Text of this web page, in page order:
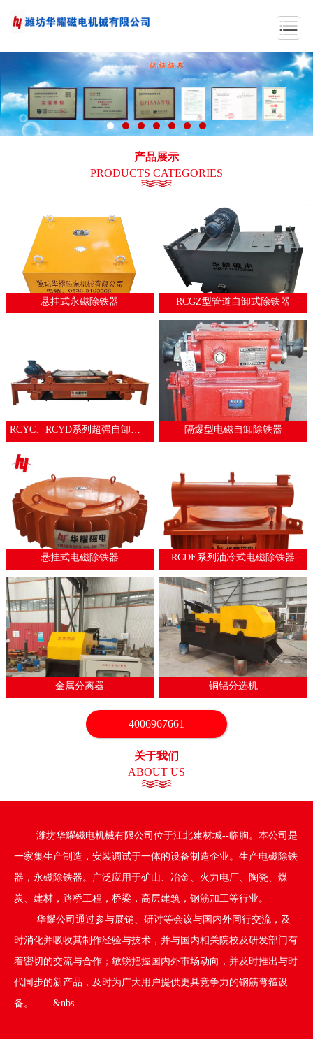
1 2 3 5 6 7
产品展示
PRODUCTS CATEGORIES
悬挂式永磁除铁器 RCGZ型管道自卸式除铁器
RCYC、RCYD系列超强自卸式永磁除铁器 隔爆型电磁自卸除铁器
悬挂式电磁除铁器 RCDE系列油冷式电磁除铁器
金属分离器 铜铝分选机
4006967661
关于我们
ABOUT US
潍坊华耀磁电机械有限公司位于江北建材城--临朐。本公司是
一家集生产制造，安装调试于一体的设备制造企业。生产电磁除铁
器，永磁除铁器。广泛应用于矿山、冶金、火力电厂、陶瓷、煤
炭、建材，路桥工程，桥梁，高层建筑，钢筋加工等行业。
华耀公司通过参与展销、研讨等会议与国内外同行交流，及
时消化并吸收其制作经验与技术，并与国内相关院校及研发部门有
着密切的交流与合作；敏锐把握国内外市场动向，并及时推出与时
代同步的新产品，及时为广大用户提供更具竞争力的钢筋弯箍设
备。 &nbs